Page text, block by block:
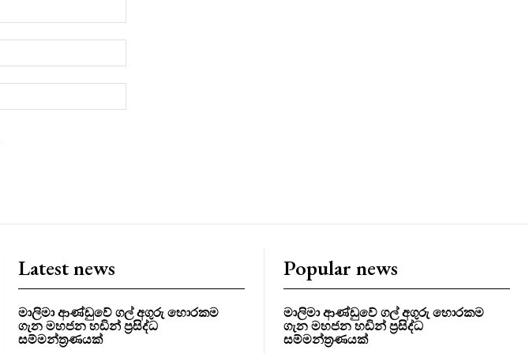
Latest news
මාලිමා ආණ්ඩුවේ ගල් අගුරු හොරකම
ගැන මහජන හඩින් ප්‍රසිද්ධ
සම්මන්ත්‍රණයක්
Popular news
මාලිමා ආණ්ඩුවේ ගල් අගුරු හොරකම
ගැන මහජන හඩින් ප්‍රසිද්ධ
සම්මන්ත්‍රණයක්